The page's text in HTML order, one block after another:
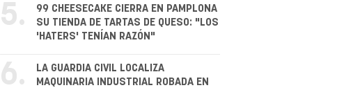
5.
99 CHEESECAKE CIERRA EN PAMPLONA
SU TIENDA DE TARTAS DE QUESO: "LOS
'HATERS' TENÍAN RAZÓN"
6.
LA GUARDIA CIVIL LOCALIZA
MAQUINARIA INDUSTRIAL ROBADA EN